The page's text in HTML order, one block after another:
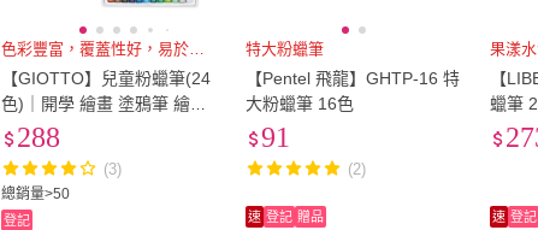
色彩豐富，覆蓋性好，易於塗抹
【GIOTTO】兒童粉蠟筆(24
色)｜開學 繪畫 塗鴉筆 繪圖
筆
總銷量>50
288
(3)
登記
特大粉蠟筆
【Pentel 飛龍】GHTP-16 特
大粉蠟筆 16色
91
(2)
速 登記 贈品
果漾
【
蠟筆
速 登記